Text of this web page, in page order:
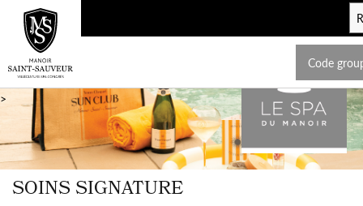
Code
>
SOINS SIGNATURE